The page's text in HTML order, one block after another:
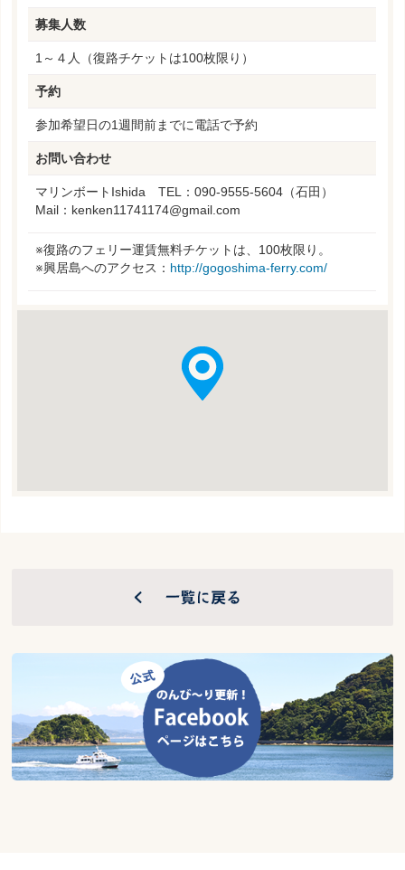
募集人数
1～４人（復路チケットは100枚限り）
予約
参加希望日の1週間前までに電話で予約
お問い合わせ
マリンボートIshida TEL：090-9555-5604（石田）
Mail：kenken11741174@gmail.com
※復路のフェリー運賃無料チケットは、100枚限り。
※興居島へのアクセス： http://gogoshima-ferry.com/